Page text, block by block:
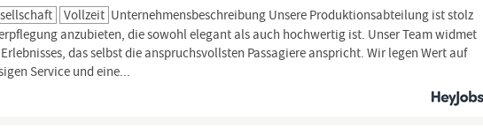
Vollzeit Unternehmensbeschreibung Unsere Produktionsabteilung ist stolz
anzubieten, die sowohl elegant als auch hochwertig ist. Unser Team widmet
das selbst die anspruchsvollsten Passagiere anspricht. Wir legen Wert auf
Service und eine...